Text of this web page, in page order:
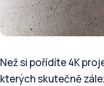
Než si pořídíte 4K
kterých skutečně